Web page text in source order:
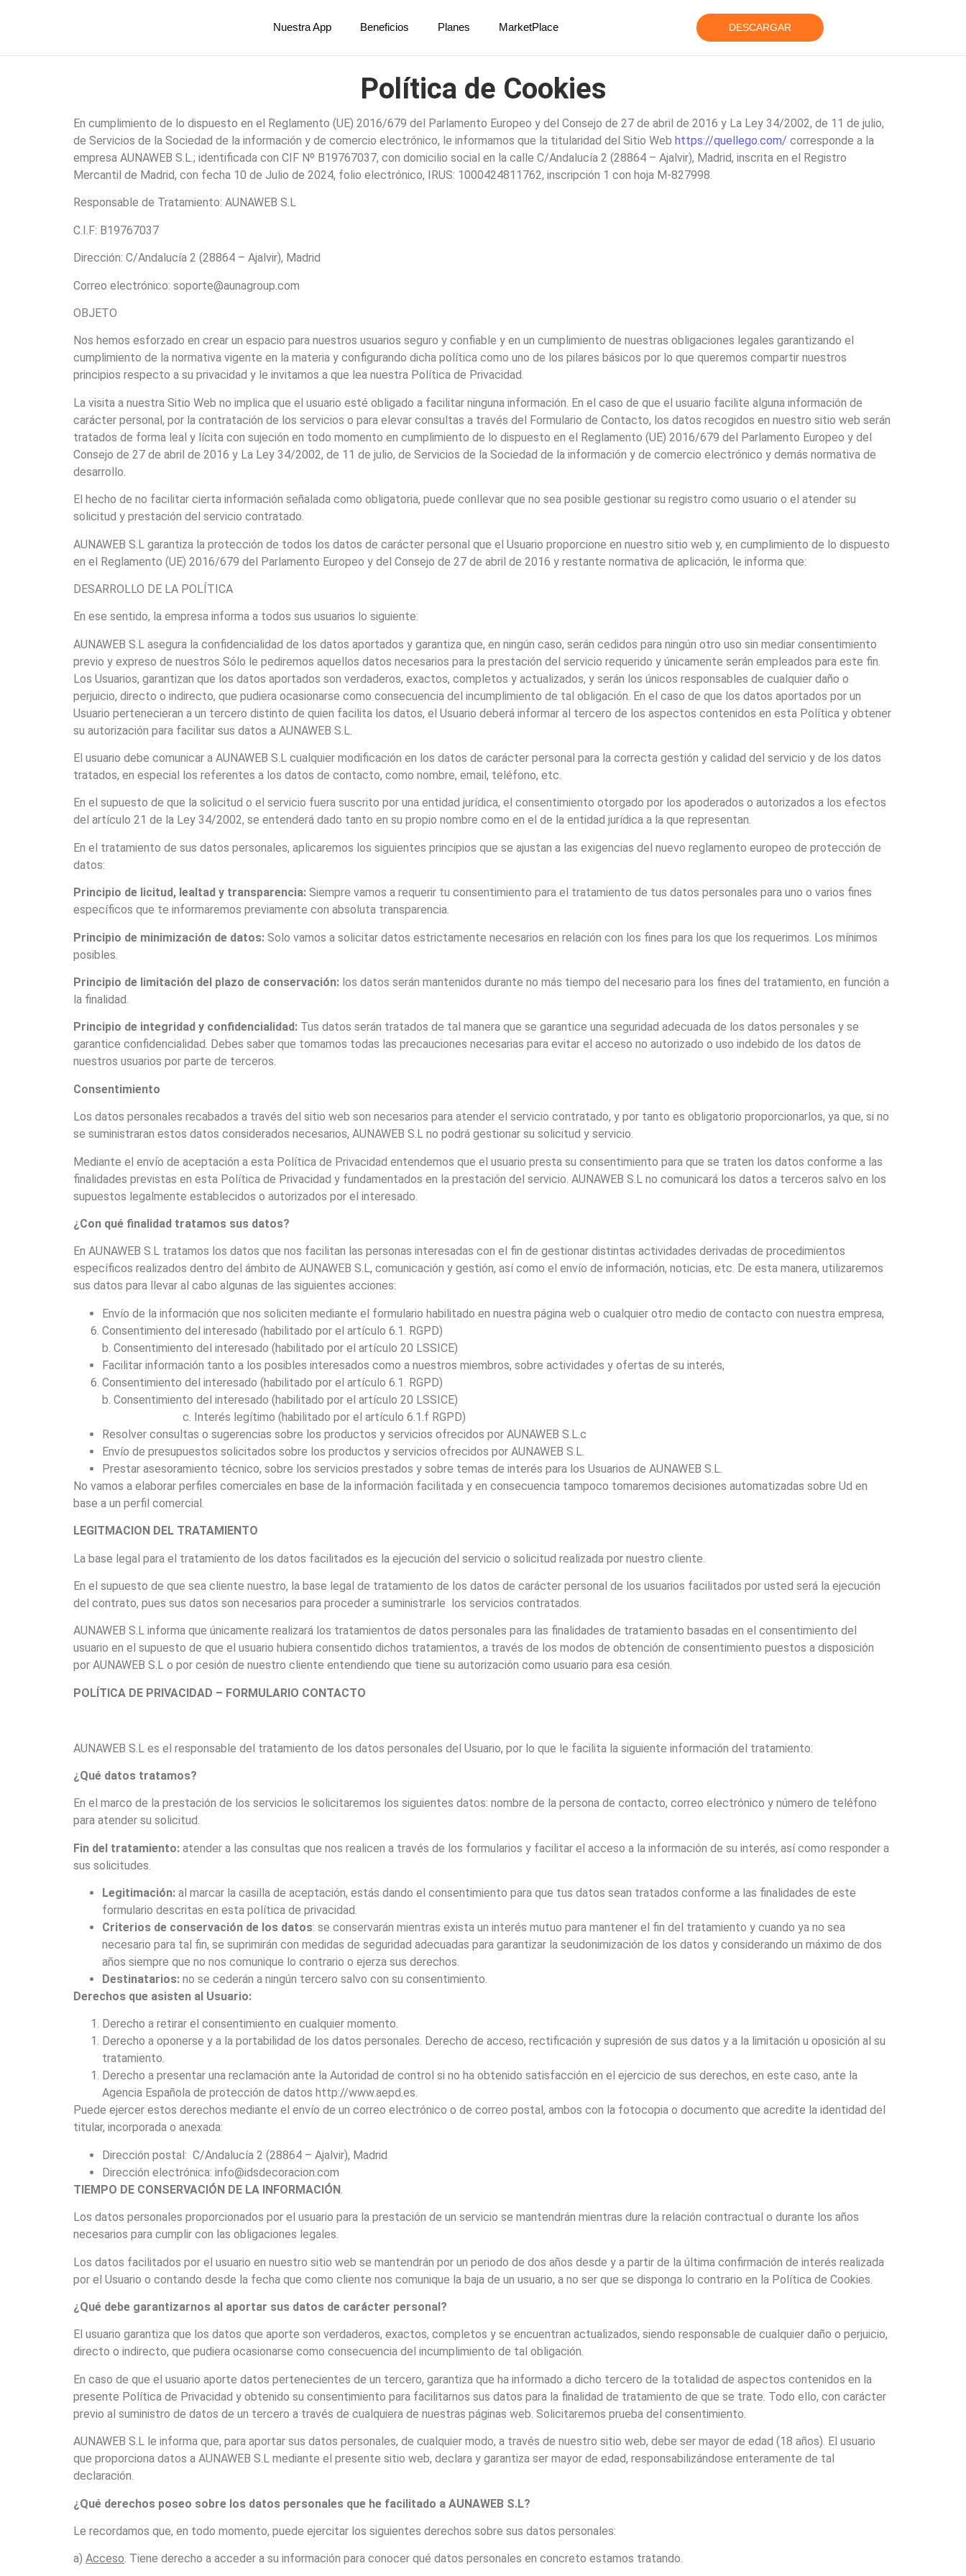
Nuestra App Beneficios Planes MarketPlace DESCARGAR
Política de Cookies
En cumplimiento de lo dispuesto en el Reglamento (UE) 2016/679 del Parlamento Europeo y del Consejo de 27 de abril de 2016 y La Ley 34/2002, de 11 de julio,
de Servicios de la Sociedad de la información y de comercio electrónico, le informamos que la titularidad del Sitio Web https://quellego.com/ corresponde a la
empresa AUNAWEB S.L.; identificada con CIF Nº B19767037, con domicilio social en la calle C/Andalucía 2 (28864 – Ajalvir), Madrid, inscrita en el Registro
Mercantil de Madrid, con fecha 10 de Julio de 2024, folio electrónico, IRUS: 1000424811762, inscripción 1 con hoja M-827998.
Responsable de Tratamiento: AUNAWEB S.L
C.I.F: B19767037
Dirección: C/Andalucía 2 (28864 – Ajalvir), Madrid
Correo electrónico: soporte@aunagroup.com
OBJETO
Nos hemos esforzado en crear un espacio para nuestros usuarios seguro y confiable y en un cumplimiento de nuestras obligaciones legales garantizando el
cumplimiento de la normativa vigente en la materia y configurando dicha política como uno de los pilares básicos por lo que queremos compartir nuestros
principios respecto a su privacidad y le invitamos a que lea nuestra Política de Privacidad.
La visita a nuestra Sitio Web no implica que el usuario esté obligado a facilitar ninguna información. En el caso de que el usuario facilite alguna información de
carácter personal, por la contratación de los servicios o para elevar consultas a través del Formulario de Contacto, los datos recogidos en nuestro sitio web serán
tratados de forma leal y lícita con sujeción en todo momento en cumplimiento de lo dispuesto en el Reglamento (UE) 2016/679 del Parlamento Europeo y del
Consejo de 27 de abril de 2016 y La Ley 34/2002, de 11 de julio, de Servicios de la Sociedad de la información y de comercio electrónico y demás normativa de
desarrollo.
El hecho de no facilitar cierta información señalada como obligatoria, puede conllevar que no sea posible gestionar su registro como usuario o el atender su
solicitud y prestación del servicio contratado.
AUNAWEB S.L garantiza la protección de todos los datos de carácter personal que el Usuario proporcione en nuestro sitio web y, en cumplimiento de lo dispuesto
en el Reglamento (UE) 2016/679 del Parlamento Europeo y del Consejo de 27 de abril de 2016 y restante normativa de aplicación, le informa que:
DESARROLLO DE LA POLÍTICA
En ese sentido, la empresa informa a todos sus usuarios lo siguiente:
AUNAWEB S.L asegura la confidencialidad de los datos aportados y garantiza que, en ningún caso, serán cedidos para ningún otro uso sin mediar consentimiento
previo y expreso de nuestros Sólo le pediremos aquellos datos necesarios para la prestación del servicio requerido y únicamente serán empleados para este fin.
Los Usuarios, garantizan que los datos aportados son verdaderos, exactos, completos y actualizados, y serán los únicos responsables de cualquier daño o
perjuicio, directo o indirecto, que pudiera ocasionarse como consecuencia del incumplimiento de tal obligación. En el caso de que los datos aportados por un
Usuario pertenecieran a un tercero distinto de quien facilita los datos, el Usuario deberá informar al tercero de los aspectos contenidos en esta Política y obtener
su autorización para facilitar sus datos a AUNAWEB S.L.
El usuario debe comunicar a AUNAWEB S.L cualquier modificación en los datos de carácter personal para la correcta gestión y calidad del servicio y de los datos
tratados, en especial los referentes a los datos de contacto, como nombre, email, teléfono, etc.
En el supuesto de que la solicitud o el servicio fuera suscrito por una entidad jurídica, el consentimiento otorgado por los apoderados o autorizados a los efectos
del artículo 21 de la Ley 34/2002, se entenderá dado tanto en su propio nombre como en el de la entidad jurídica a la que representan.
En el tratamiento de sus datos personales, aplicaremos los siguientes principios que se ajustan a las exigencias del nuevo reglamento europeo de protección de
datos:
Principio de licitud, lealtad y transparencia: Siempre vamos a requerir tu consentimiento para el tratamiento de tus datos personales para uno o varios fines
específicos que te informaremos previamente con absoluta transparencia.
Principio de minimización de datos: Solo vamos a solicitar datos estrictamente necesarios en relación con los fines para los que los requerimos. Los mínimos
posibles.
Principio de limitación del plazo de conservación: los datos serán mantenidos durante no más tiempo del necesario para los fines del tratamiento, en función a
la finalidad.
Principio de integridad y confidencialidad: Tus datos serán tratados de tal manera que se garantice una seguridad adecuada de los datos personales y se
garantice confidencialidad. Debes saber que tomamos todas las precauciones necesarias para evitar el acceso no autorizado o uso indebido de los datos de
nuestros usuarios por parte de terceros.
Consentimiento
Los datos personales recabados a través del sitio web son necesarios para atender el servicio contratado, y por tanto es obligatorio proporcionarlos, ya que, si no
se suministraran estos datos considerados necesarios, AUNAWEB S.L no podrá gestionar su solicitud y servicio.
Mediante el envío de aceptación a esta Política de Privacidad entendemos que el usuario presta su consentimiento para que se traten los datos conforme a las
finalidades previstas en esta Política de Privacidad y fundamentados en la prestación del servicio. AUNAWEB S.L no comunicará los datos a terceros salvo en los
supuestos legalmente establecidos o autorizados por el interesado.
¿Con qué finalidad tratamos sus datos?
En AUNAWEB S.L tratamos los datos que nos facilitan las personas interesadas con el fin de gestionar distintas actividades derivadas de procedimientos
específicos realizados dentro del ámbito de AUNAWEB S.L, comunicación y gestión, así como el envío de información, noticias, etc. De esta manera, utilizaremos
sus datos para llevar al cabo algunas de las siguientes acciones:
Envío de la información que nos soliciten mediante el formulario habilitado en nuestra página web o cualquier otro medio de contacto con nuestra empresa,
Consentimiento del interesado (habilitado por el artículo 6.1. RGPD)
b. Consentimiento del interesado (habilitado por el artículo 20 LSSICE)
Facilitar información tanto a los posibles interesados como a nuestros miembros, sobre actividades y ofertas de su interés,
Consentimiento del interesado (habilitado por el artículo 6.1. RGPD)
b. Consentimiento del interesado (habilitado por el artículo 20 LSSICE)
c. Interés legítimo (habilitado por el artículo 6.1.f RGPD)
Resolver consultas o sugerencias sobre los productos y servicios ofrecidos por AUNAWEB S.L.c
Envío de presupuestos solicitados sobre los productos y servicios ofrecidos por AUNAWEB S.L.
Prestar asesoramiento técnico, sobre los servicios prestados y sobre temas de interés para los Usuarios de AUNAWEB S.L.
No vamos a elaborar perfiles comerciales en base de la información facilitada y en consecuencia tampoco tomaremos decisiones automatizadas sobre Ud en
base a un perfil comercial.
LEGITMACION DEL TRATAMIENTO
La base legal para el tratamiento de los datos facilitados es la ejecución del servicio o solicitud realizada por nuestro cliente.
En el supuesto de que sea cliente nuestro, la base legal de tratamiento de los datos de carácter personal de los usuarios facilitados por usted será la ejecución
del contrato, pues sus datos son necesarios para proceder a suministrarle los servicios contratados.
AUNAWEB S.L informa que únicamente realizará los tratamientos de datos personales para las finalidades de tratamiento basadas en el consentimiento del
usuario en el supuesto de que el usuario hubiera consentido dichos tratamientos, a través de los modos de obtención de consentimiento puestos a disposición
por AUNAWEB S.L o por cesión de nuestro cliente entendiendo que tiene su autorización como usuario para esa cesión.
POLÍTICA DE PRIVACIDAD – FORMULARIO CONTACTO
AUNAWEB S.L es el responsable del tratamiento de los datos personales del Usuario, por lo que le facilita la siguiente información del tratamiento:
¿Qué datos tratamos?
En el marco de la prestación de los servicios le solicitaremos los siguientes datos: nombre de la persona de contacto, correo electrónico y número de teléfono
para atender su solicitud.
Fin del tratamiento: atender a las consultas que nos realicen a través de los formularios y facilitar el acceso a la información de su interés, así como responder a
sus solicitudes.
Legitimación: al marcar la casilla de aceptación, estás dando el consentimiento para que tus datos sean tratados conforme a las finalidades de este
formulario descritas en esta política de privacidad.
Criterios de conservación de los datos: se conservarán mientras exista un interés mutuo para mantener el fin del tratamiento y cuando ya no sea
necesario para tal fin, se suprimirán con medidas de seguridad adecuadas para garantizar la seudonimización de los datos y considerando un máximo de dos
años siempre que no nos comunique lo contrario o ejerza sus derechos.
Destinatarios: no se cederán a ningún tercero salvo con su consentimiento.
Derechos que asisten al Usuario:
Derecho a retirar el consentimiento en cualquier momento.
Derecho a oponerse y a la portabilidad de los datos personales. Derecho de acceso, rectificación y supresión de sus datos y a la limitación u oposición al su
tratamiento.
Derecho a presentar una reclamación ante la Autoridad de control si no ha obtenido satisfacción en el ejercicio de sus derechos, en este caso, ante la
Agencia Española de protección de datos http://www.aepd.es.
Puede ejercer estos derechos mediante el envío de un correo electrónico o de correo postal, ambos con la fotocopia o documento que acredite la identidad del
titular, incorporada o anexada:
Dirección postal: C/Andalucía 2 (28864 – Ajalvir), Madrid
Dirección electrónica: info@idsdecoracion.com
TIEMPO DE CONSERVACIÓN DE LA INFORMACIÓN.
Los datos personales proporcionados por el usuario para la prestación de un servicio se mantendrán mientras dure la relación contractual o durante los años
necesarios para cumplir con las obligaciones legales.
Los datos facilitados por el usuario en nuestro sitio web se mantendrán por un periodo de dos años desde y a partir de la última confirmación de interés realizada
por el Usuario o contando desde la fecha que como cliente nos comunique la baja de un usuario, a no ser que se disponga lo contrario en la Política de Cookies.
¿Qué debe garantizarnos al aportar sus datos de carácter personal?
El usuario garantiza que los datos que aporte son verdaderos, exactos, completos y se encuentran actualizados, siendo responsable de cualquier daño o perjuicio,
directo o indirecto, que pudiera ocasionarse como consecuencia del incumplimiento de tal obligación.
En caso de que el usuario aporte datos pertenecientes de un tercero, garantiza que ha informado a dicho tercero de la totalidad de aspectos contenidos en la
presente Política de Privacidad y obtenido su consentimiento para facilitarnos sus datos para la finalidad de tratamiento de que se trate. Todo ello, con carácter
previo al suministro de datos de un tercero a través de cualquiera de nuestras páginas web. Solicitaremos prueba del consentimiento.
AUNAWEB S.L le informa que, para aportar sus datos personales, de cualquier modo, a través de nuestro sitio web, debe ser mayor de edad (18 años). El usuario
que proporciona datos a AUNAWEB S.L mediante el presente sitio web, declara y garantiza ser mayor de edad, responsabilizándose enteramente de tal
declaración.
¿Qué derechos poseo sobre los datos personales que he facilitado a AUNAWEB S.L?
Le recordamos que, en todo momento, puede ejercitar los siguientes derechos sobre sus datos personales:
a) Acceso. Tiene derecho a acceder a su información para conocer qué datos personales en concreto estamos tratando.